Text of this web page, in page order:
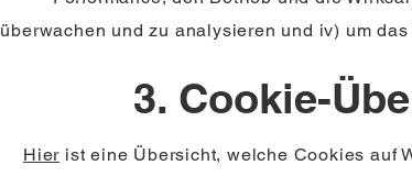
überwachen und zu analysieren und iv) um
3. Cookie-
Hier ist eine Übersicht, welche Cookies auf